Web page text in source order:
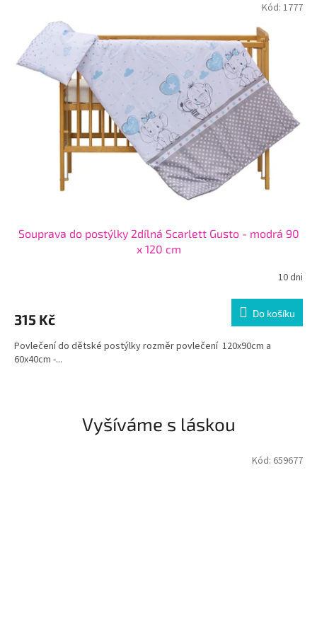
Souprava do postýlky 2dílná Scarlett Gusto - modrá 90
x 120 cm
10 dni
315 Kč Do košíku
Povlečení do dětské postýlky rozměr povlečení 120x90cm a
60x40cm -...
Kód: 1777
Vyšíváme s láskou
Kód: 659677